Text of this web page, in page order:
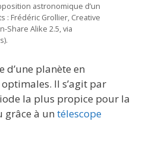
astronomique d’un
: Frédéric Grollier, Creative
Share Alike 2.5, via
planète en
Il s’agit par
la plus propice pour la
grâce à un télescope